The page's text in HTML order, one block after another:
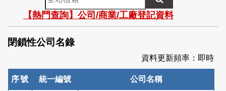
站
檢
索
【熱門查詢】公司/商業/工廠登記資料
閉鎖性公司名錄
資料更新頻率：即時
序號 統一編號 公司名稱